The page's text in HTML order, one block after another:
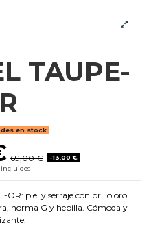
TAUPE-
en stock
69,00 €
-13,00 €
OR: piel y serraje con brillo oro.
horma G y hebilla. Cómoda y